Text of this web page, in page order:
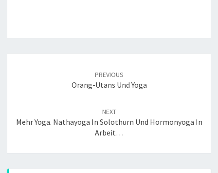
PREVIOUS
Orang-Utans Und Yoga
NEXT
Mehr Yoga. Nathayoga In Solothurn Und Hormonyoga In
Arbeit…